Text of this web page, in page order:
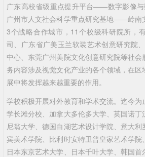
广东高校省级重点提升平台——数字影像
广州市人文社会科学重点研究基地——岭南
3个战略合作城市，11个校级科研院所，
司、广东省广美玉兰软装艺术创意研究院
中心、东莞广州美院文化创意研究院等社
务内容涉及视觉文化产业的各个领域，在
展中将发挥越来越重要的作用。
学校积极开展对外教育和学术交流。迄今
学长滩分校、加拿大多伦多大学、英国诺
尼翁大学、德国白湖艺术设计学院、意大
宾美术学院、比利时安特卫普皇家艺术学院
日本东京艺术大学、日本千叶大学、韩国